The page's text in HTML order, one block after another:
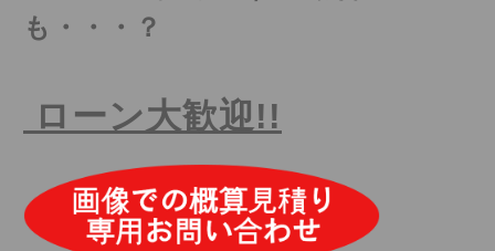
も・・・ ？
ローン大歓迎!!